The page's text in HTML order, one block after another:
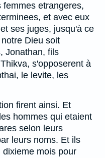
etrangeres,
et avec eux
ses juges, jusqu'à ce
Dieu soit
Jonathan, fils
s'opposerent à
le levite, les
firent ainsi. Et
hommes qui etaient
selon leurs
leurs noms. Et ils
mois pour